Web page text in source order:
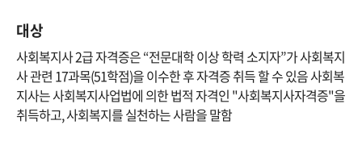
대상
사회복지사 2급 자격증은 “전문대학 이상 학력 소지자”가 사회복지
사 관련 17과목(51학점)을 이수한 후 자격증 취득 할 수 있음 사회복
지사는 사회복지사업법에 의한 법적 자격인 "사회복지사자격증"을
취득하고, 사회복지를 실천하는 사람을 말함